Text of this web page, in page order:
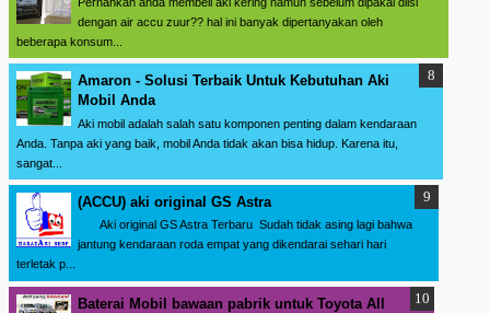
dengan air accu zuur?? hal ini banyak dipertanyakan oleh
beberapa konsum...
Amaron - Solusi Terbaik Untuk Kebutuhan Aki
Mobil Anda
Aki mobil adalah salah satu komponen penting dalam kendaraan
Anda. Tanpa aki yang baik, mobil Anda tidak akan bisa hidup. Karena itu,
sangat...
(ACCU) aki original GS Astra
Aki original GS Astra Terbaru Sudah tidak asing lagi bahwa
jantung kendaraan roda empat yang dikendarai sehari hari
terletak p...
Baterai Mobil bawaan pabrik untuk Toyota All